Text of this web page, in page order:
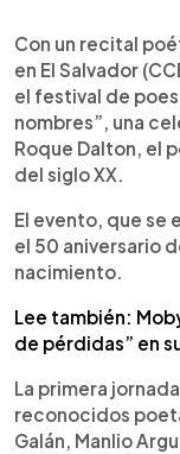
Con un recital
en El Salvador
el festival de
nombres”, una
Roque Dalton, el
del siglo XX.
El evento, que se
el 50 aniversario
nacimiento.
Lee también:
de pérdidas” en
La primera
reconocidos
Galán, Manlio